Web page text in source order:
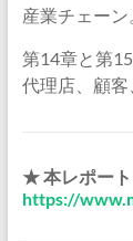
産業チェーン
第14章と第
代理店、顧客
★ 本レポー
https://